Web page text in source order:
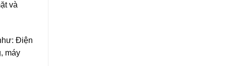
và
Điện
máy